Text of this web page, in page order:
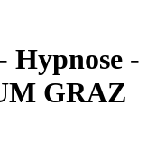
-
GRAZ